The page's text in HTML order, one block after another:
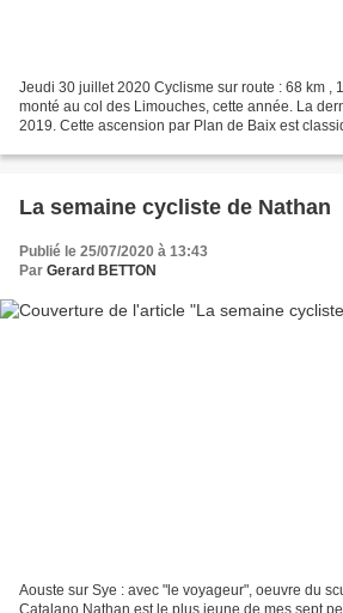
Jeudi 30 juillet 2020 Cyclisme sur route : 68 km ,
monté au col des Limouches, cette année. La
2019. Cette ascension par Plan de Baix est
La semaine cycliste de Nathan
Publié le 25/07/2020 à 13:43
Par Gerard BETTON
Aouste sur Sye : avec "le voyageur", oeuvre du
Catalano Nathan est le plus jeune de mes sept